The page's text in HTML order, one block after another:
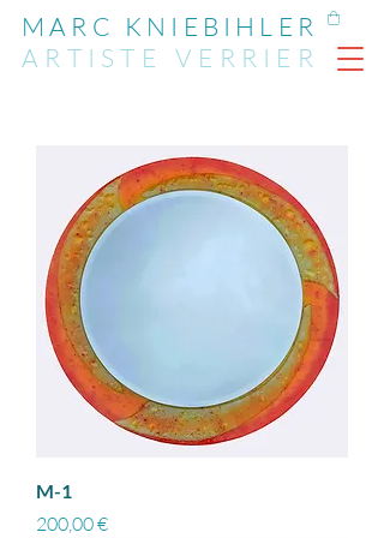
MARC KNIEBIHLER
ARTIST EVERRIER
M-1
Prix
200,00 €